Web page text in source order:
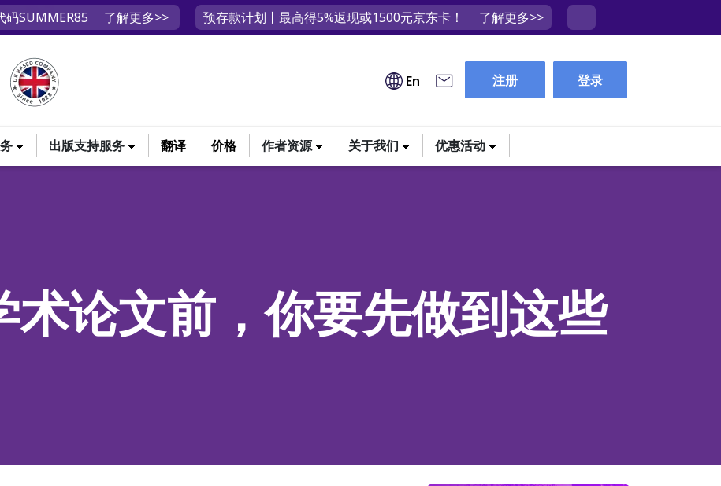
SUMMER85 了解更多>> 预存款计划丨最高得5%返现或1500元京东卡！ 了解更多>>
En 注册 登录
出版支持服务 翻译 价格 作者资源 关于我们 优惠活动
术论文前，你要先做到这些